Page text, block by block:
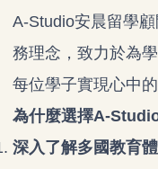
A-Studio安晨留學
務理念，致力於為
每位學子實現心中的
為什麼選擇A-
深入了解多國教育